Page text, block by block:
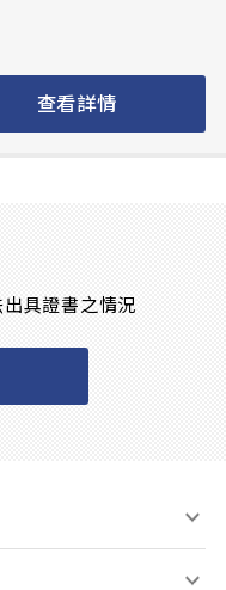
查看詳情
出具證書之情況